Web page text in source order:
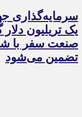
سرمایه‌گذاری
صنعت سفر با
تضمین می‌شود